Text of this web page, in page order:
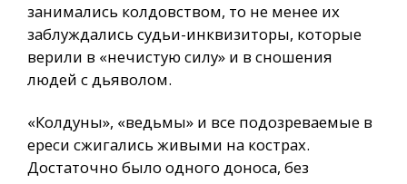
занимались колдовством, то не менее их
заблуждались судьи-инквизиторы, которые
верили в «нечистую силу» и в сношения
людей с дьяволом.
«Колдуны», «ведьмы» и все подозреваемые в
ереси сжигались живыми на кострах.
Достаточно было одного доноса, без